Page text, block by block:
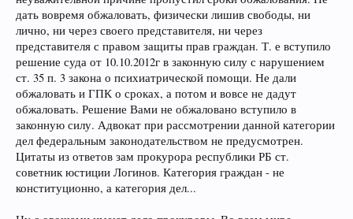
дать вовремя обжаловать, физически лишив свободы, ни
лично, ни через своего представителя, ни через
представителя с правом защиты прав граждан. Т. е вступило
решение суда от 10.10.2012г в законную силу с нарушением
ст. 35 п. 3 закона о психиатрической помощи. Не дали
обжаловать и ГПК о сроках, а потом и вовсе не дадут
обжаловать. Решение Вами не обжаловано вступило в
законную силу. Адвокат при рассмотрении данной категории
дел федеральным законодательством не предусмотрен.
Цитаты из ответов зам прокурора республики РБ ст.
советник юстиции Логинов. Категория граждан - не
конституционно, а категория дел...